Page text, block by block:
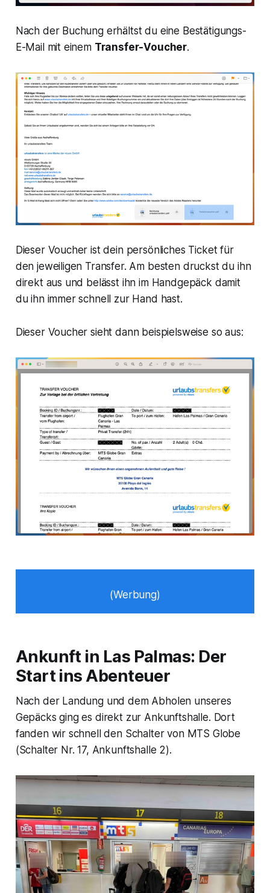
Nach der Buchung erhältst du eine Bestätigungs-
E-Mail mit einem Transfer-Voucher.
Dieser Voucher ist dein persönliches Ticket für
den jeweiligen Transfer. Am besten druckst du ihn
direkt aus und belässt ihn im Handgepäck damit
du ihn immer schnell zur Hand hast.
Dieser Voucher sieht dann beispielsweise so aus:
(Werbung)
Ankunft in Las Palmas: Der
Start ins Abenteuer
Nach der Landung und dem Abholen unseres
Gepäcks ging es direkt zur Ankunftshalle. Dort
fanden wir schnell den Schalter von MTS Globe
(Schalter Nr. 17, Ankunftshalle 2).